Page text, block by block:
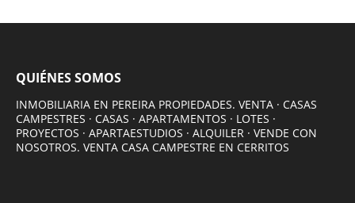
QUIÉNES SOMOS
INMOBILIARIA EN PEREIRA PROPIEDADES. VENTA · CASAS
CAMPESTRES · CASAS · APARTAMENTOS · LOTES ·
PROYECTOS · APARTAESTUDIOS · ALQUILER · VENDE CON
NOSOTROS. VENTA CASA CAMPESTRE EN CERRITOS